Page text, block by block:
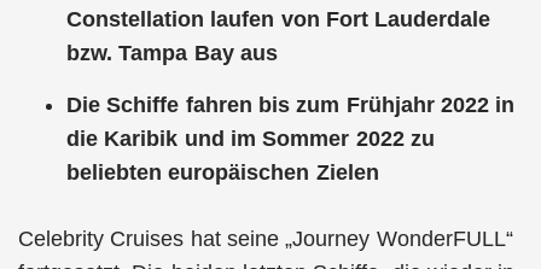
Constellation laufen von Fort Lauderdale
bzw. Tampa Bay aus
Die Schiffe fahren bis zum Frühjahr 2022 in
die Karibik und im Sommer 2022 zu
beliebten europäischen Zielen
Celebrity Cruises hat seine „Journey WonderFULL“